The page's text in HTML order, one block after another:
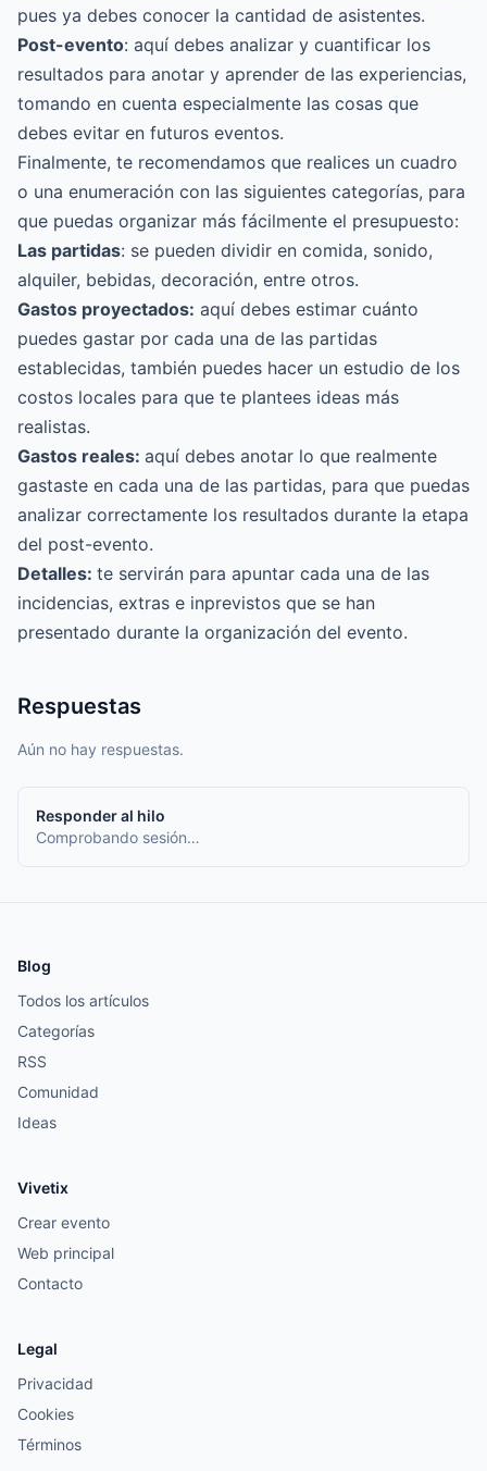
pues ya debes conocer la cantidad de asistentes.
Post-evento: aquí debes analizar y cuantificar los
resultados para anotar y aprender de las experiencias,
tomando en cuenta especialmente las cosas que
debes evitar en futuros eventos.
Finalmente, te recomendamos que realices un cuadro
o una enumeración con las siguientes categorías, para
que puedas organizar más fácilmente el presupuesto:
Las partidas: se pueden dividir en comida, sonido,
alquiler, bebidas, decoración, entre otros.
Gastos proyectados: aquí debes estimar cuánto
puedes gastar por cada una de las partidas
establecidas, también puedes hacer un estudio de los
costos locales para que te plantees ideas más
realistas.
Gastos reales: aquí debes anotar lo que realmente
gastaste en cada una de las partidas, para que puedas
analizar correctamente los resultados durante la etapa
del post-evento.
Detalles: te servirán para apuntar cada una de las
incidencias, extras e inprevistos que se han
presentado durante la organización del evento.
Respuestas
Aún no hay respuestas.
Responder al hilo
Comprobando sesión…
Blog
Todos los artículos
Categorías
RSS
Comunidad
Ideas
Vivetix
Crear evento
Web principal
Contacto
Legal
Privacidad
Cookies
Términos